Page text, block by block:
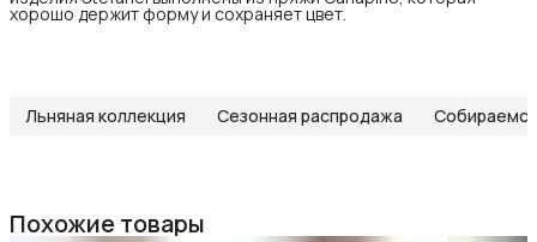
хорошо держит форму и сохраняет цвет.
Льняная коллекция Сезонная распродажа
Похожие товары